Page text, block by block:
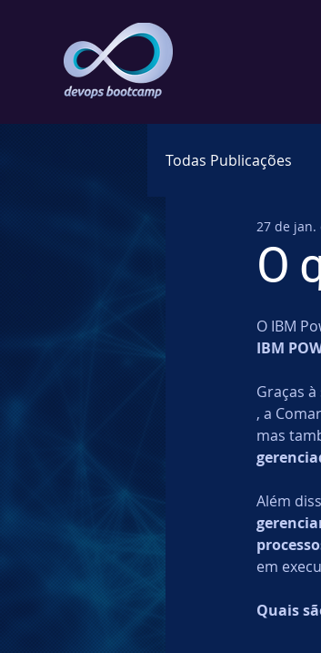
Todas Publicações
World Wide Web
O
27 de jan.
O IBM
IBM
Graças
, a
mas
Além
em
Quais